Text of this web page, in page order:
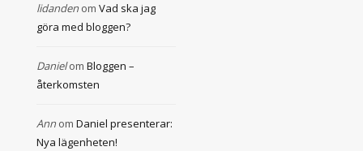
lidanden om Vad ska jag
göra med bloggen?
Danielom Bloggen –
återkomsten
Ann om Daniel presenterar:
Nya lägenheten!